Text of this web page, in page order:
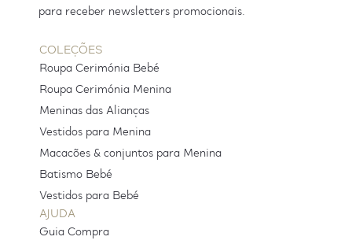
para receber newsletters promocionais.
COLEÇÕES
Roupa Cerimónia Bebé
Roupa Cerimónia Menina
Meninas das Alianças
Vestidos para Menina
Macacões & conjuntos para Menina
Batismo Bebé
Vestidos para Bebé
AJUDA
Guia Compra